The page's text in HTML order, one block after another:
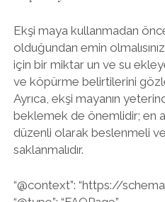
Ekşi maya kullanmadan
olduğundan emin
için bir miktar un ve su
ve köpürme belirtilerini
Ayrıca, ekşi mayanın
beklemek de önemlidir; en
düzenli olarak beslenmeli
saklanmalıdır.
“@context”: “https://